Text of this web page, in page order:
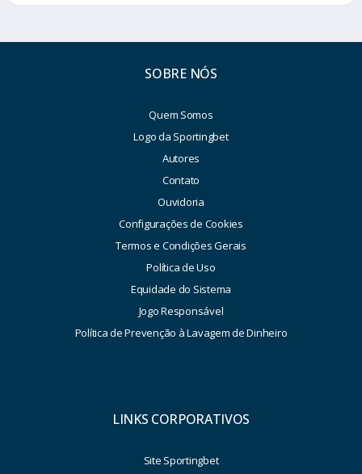
SOBRE NÓS
Quem Somos
Logo da Sportingbet
Autores
Contato
Ouvidoria
Configurações de Cookies
Termos e Condições Gerais
Política de Uso
Equidade do Sistema
Jogo Responsável
Política de Prevenção à Lavagem de Dinheiro
LINKS CORPORATIVOS
Site Sportingbet